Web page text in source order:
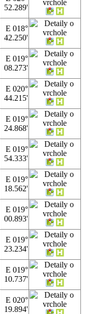
52.289'
E 018°
42.250'
E 019°
08.273'
E 020°
44.215'
E 019°
24.868'
E 019°
54.333'
E 019°
18.562'
E 019°
00.893'
E 019°
23.234'
E 019°
10.737'
E 020°
19.894'